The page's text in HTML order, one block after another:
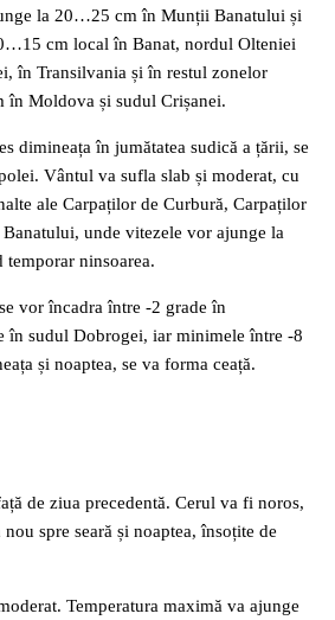
la 20…25 cm în Munții Banatului și
cm local în Banat, nordul Olteniei
în Transilvania și în restul zonelor
Moldova și sudul Crișanei.
dimineața în jumătatea sudică a țării, se
Vântul va sufla slab și moderat, cu
ale Carpaților de Curbură, Carpaților
unde vitezele vor ajunge la
ninsoarea.
vor încadra între -2 grade în
în sudul Dobrogei, iar minimele între -8
și noaptea, se va forma ceață.
de ziua precedentă. Cerul va fi noros,
spre seară și noaptea, însoțite de
Temperatura maximă va ajunge